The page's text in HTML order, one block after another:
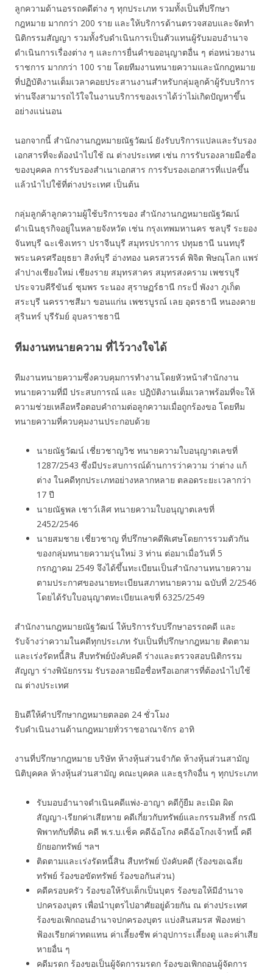
ลูกความด้านอรรถคดีต่าง ๆ ทุกประเภท รวมทั้งเป็นที่ปรึกษา
กฎหมาย มากกว่า 200 ราย และให้บริการด้านตรวจสอบและจัดทำ
นิติกรรมสัญญา รวมทั้งรับดำเนินการเป็นตัวแทนผู้รับมอบอำนาจ
ดำเนินการเรื่องต่าง ๆ และการยื่นคำขออนุญาตอื่น ๆ ต่อหน่วยงาน
ราชการ มากกว่า 100 ราย โดยทีมงานทนายความและนักกฎหมาย
ที่ปฏิบัติงานเต็มเวลาคอยประสานงานสำหรับกลุ่มลูกค้าผู้รับบริการ
ท่านจึงสามารถไว้ใจในงานบริการของเราได้ว่าไม่เกิดปัญหาขึ้น
อย่างแน่นอน
นอกจากนี้ สำนักงานกฎหมายณัฐวัฒน์ ยังรับบริการแปลและรับรอง
เอกสารที่จะต้องนำไปใช้ ณ ต่างประเทศ เช่น การรับรองลายมือชื่อ
ของบุคคล การรับรองสำเนาเอกสาร การรับรองเอกสารที่แปลขึ้น
แล้วนำไปใช้ที่ต่างประเทศ เป็นต้น
กลุ่มลูกค้าลูกความผู้ใช้บริการของ สำนักงานกฎหมายณัฐวัฒน์
ดำเนินธุรกิจอยู่ในหลายจังหวัด เช่น กรุงเทพมหานคร ชลบุรี ระยอง
จันทบุรี ฉะเชิงเทรา ปราจีนบุรี สมุทรปราการ ปทุมธานี นนทบุรี
พระนครศรีอยุธยา สิงห์บุรี อ่างทอง นครสวรรค์ พิจิต พิษณุโลก แพร่
ลำปางเชียงใหม่ เชียงราย สมุทรสาคร สมุทรสงคราม เพชรบุรี
ประจวบคีรีขันธ์ ชุมพร ระนอง สุราษฏร์ธานี กระบี่ พังงา ภูเก็ต
สระบุรี นครราชสีมา ขอนแก่น เพชรบูรณ์ เลย อุดรธานี หนองคาย
สุรินทร์ บุรีรัมย์ อุบลราชธานี
ทีมงานทนายความ ที่ไว้วางใจได้
ทีมงานทนายความซึ่งควบคุมการทำงานโดยหัวหน้าสำนักงาน
ทนายความที่มี ประสบการณ์ และ ปฎิบัติงานเต็มเวลาพร้อมที่จะให้
ความช่วยเหลือหรือตอบคำถามต่อลูกความเมื่อถูกร้องขอ โดยทีม
ทนายความที่ควบคุมงานประกอบด้วย
นายณัฐวัฒน์ เชี่ยวชาญวิช ทนายความใบอนุญาตเลขที่
1287/2543 ซึ่งมีประสบการณ์ด้านการว่าความ ว่าต่าง แก้
ต่าง ในคดีทุกประเภทอย่างหลากหลาย ตลอดระยะเวลากว่า
17 ปี
นายณัฐพล เชาว์เลิศ ทนายความใบอนุญาตเลขที่
2452/2546
นายสมชาย เชี่ยวชาญ ที่ปรึกษาคดีพิเศษโดยการรวมตัวกัน
ของกลุ่มทนายความรุ่นใหม่ 3 ท่าน ต่อมาเมื่อวันที่ 5
กรกฎาคม 2549 จึงได้ขึ้นทะเบียนเป็นสำนักงานทนายความ
ตามประกาศของนายทะเบียนสภาทนายความ ฉบับที่ 2/2546
โดยได้รับใบอนุญาตทะเบียนเลขที่ 6325/2549
สำนักงานกฎหมายณัฐวัฒน์ ให้บริการรับปรึกษาอรรถคดี และ
รับจ้างว่าความในคดีทุกประเภท รับเป็นที่ปรึกษากฎหมาย ติดตาม
และเร่งรัดหนี้สิน สืบทรัพย์บังคับคดี ร่างและตรวจสอบนิติกรรม
สัญญา ร่างพินัยกรรม รับรองลายมือชื่อหรือเอกสารที่ต้องนำไปใช้
ณ ต่างประเทศ
ยินดีให้คำปรึกษากฎหมายตลอด 24 ชั่วโมง
รับดำเนินงานด้านกฎหมายทั่วราชอาณาจักร อาทิ
งานที่ปรึกษากฎหมาย บริษัท ห้างหุ้นส่วนจำกัด ห้างหุ้นส่วนสามัญ
นิติบุคคล ห้างหุ้นส่วนสามัญ คณะบุคคล และธุรกิจอื่น ๆ ทุกประเภท
รับมอบอำนาจดำเนินคดีแพ่ง-อาญา คดีกู้ยืม ละเมิด ผิด
สัญญา-เรียกค่าเสียหาย คดีเกี่ยวกับทรัพย์และกรรมสิทธิ์ กรณี
พิพาทกับที่ดิน คดี พ.ร.บ.เช็ค คดีฉ้อโกง คดีฉ้อโกงเจ้าหนี้ คดี
ยักยอกทรัพย์ ฯลฯ
ติดตามและเร่งรัดหนี้สิน สืบทรัพย์ บังคับคดี (ร้องขอเฉลี่ย
ทรัพย์ ร้องขอขัดทรัพย์ ร้องขอกันส่วน)
คดีครอบครัว ร้องขอให้รับเด็กเป็นบุตร ร้องขอให้มีอำนาจ
ปกครองบุตร เพื่อนำบุตรไปอาศัยอยู่ด้วยกัน ณ ต่างประเทศ
ร้องขอเพิกถอนอำนาจปกครองบุตร แบ่งสินสมรส ฟ้องหย่า
ฟ้องเรียกค่าทดแทน ค่าเลี้ยงชีพ ค่าอุปการะเลี้ยงดู และค่าเสีย
หายอื่น ๆ
คดีมรดก ร้องขอเป็นผู้จัดการมรดก ร้องขอเพิกถอนผู้จัดการ